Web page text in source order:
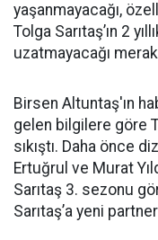
yaşanmayacağı,
Tolga Sarıtaş’ın 2
uzatmayacağı
Birsen Altuntaş'ın
gelen bilgilere göre
sıkıştı. Daha önce
Ertuğrul ve Murat
Sarıtaş 3. sezonu
Sarıtaş’a yeni